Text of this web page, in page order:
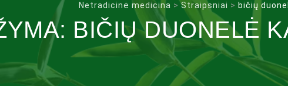
Netradicinė medicina >Straipsniai > bičių
BIČIŲ DUONELĖ